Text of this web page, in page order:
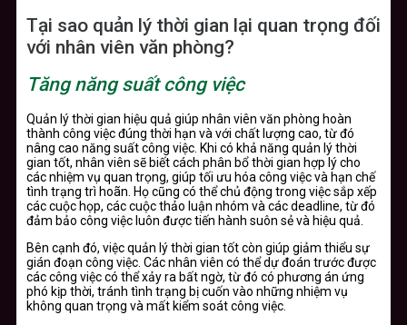
Tại sao quản lý thời gian lại quan trọng đối
với nhân viên văn phòng?
Tăng năng suất công việc
Quản lý thời gian hiệu quả giúp nhân viên văn phòng hoàn
thành công việc đúng thời hạn và với chất lượng cao, từ đó
nâng cao năng suất công việc. Khi có khả năng quản lý thời
gian tốt, nhân viên sẽ biết cách phân bổ thời gian hợp lý cho
các nhiệm vụ quan trọng, giúp tối ưu hóa công việc và hạn chế
tình trạng trì hoãn. Họ cũng có thể chủ động trong việc sắp xếp
các cuộc họp, các cuộc thảo luận nhóm và các deadline, từ đó
đảm bảo công việc luôn được tiến hành suôn sẻ và hiệu quả.
Bên cạnh đó, việc quản lý thời gian tốt còn giúp giảm thiểu sự
gián đoạn công việc. Các nhân viên có thể dự đoán trước được
các công việc có thể xảy ra bất ngờ, từ đó có phương án ứng
phó kịp thời, tránh tình trạng bị cuốn vào những nhiệm vụ
không quan trọng và mất kiểm soát công việc.